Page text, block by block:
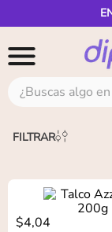
¿Buscas algo en
FILTRAR
$4,04